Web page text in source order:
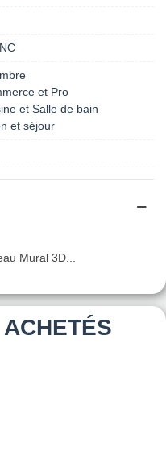
et Pro
et Salle de bain
et séjour
Mural 3D...